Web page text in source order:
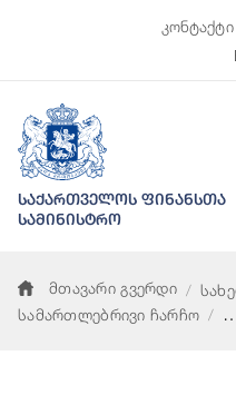
კონტაქტი
საქართველოს ფინანსთა
სამინისტრო
მთავარი გვერდი
სამართლებრივი ჩარჩო